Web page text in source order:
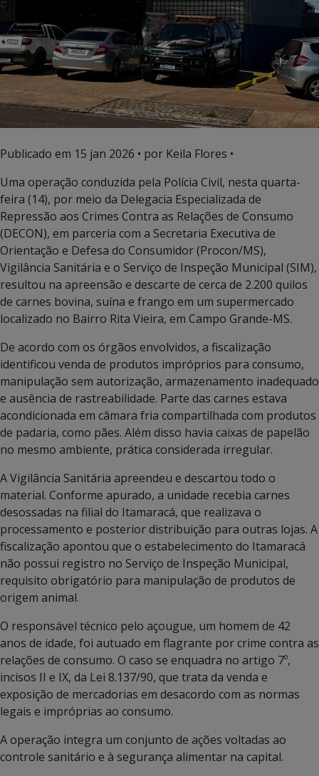
Publicado em 15 jan 2026 • por Keila Flores •
Uma operação conduzida pela Polícia Civil, nesta quarta-
feira (14), por meio da Delegacia Especializada de
Repressão aos Crimes Contra as Relações de Consumo
(DECON), em parceria com a Secretaria Executiva de
Orientação e Defesa do Consumidor (Procon/MS),
Vigilância Sanitária e o Serviço de Inspeção Municipal (SIM),
resultou na apreensão e descarte de cerca de 2.200 quilos
de carnes bovina, suína e frango em um supermercado
localizado no Bairro Rita Vieira, em Campo Grande-MS.
De acordo com os órgãos envolvidos, a fiscalização
identificou venda de produtos impróprios para consumo,
manipulação sem autorização, armazenamento inadequado
e ausência de rastreabilidade. Parte das carnes estava
acondicionada em câmara fria compartilhada com produtos
de padaria, como pães. Além disso havia caixas de papelão
no mesmo ambiente, prática considerada irregular.
A Vigilância Sanitária apreendeu e descartou todo o
material. Conforme apurado, a unidade recebia carnes
desossadas na filial do Itamaracá, que realizava o
processamento e posterior distribuição para outras lojas. A
fiscalização apontou que o estabelecimento do Itamaracá
não possui registro no Serviço de Inspeção Municipal,
requisito obrigatório para manipulação de produtos de
origem animal.
O responsável técnico pelo açougue, um homem de 42
anos de idade, foi autuado em flagrante por crime contra as
relações de consumo. O caso se enquadra no artigo 7º,
incisos II e IX, da Lei 8.137/90, que trata da venda e
exposição de mercadorias em desacordo com as normas
legais e impróprias ao consumo.
A operação integra um conjunto de ações voltadas ao
controle sanitário e à segurança alimentar na capital.